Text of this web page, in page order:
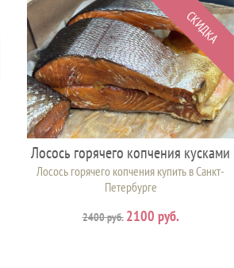
СКИДКА
Лосось горячего копчения кусками
Лосось горячего копчения купить в Санкт-
Петербурге
2400 руб. 2100 руб.